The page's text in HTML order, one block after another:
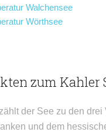
Walchensee
Wörthsee
zum Kahler
der See zu den
und dem